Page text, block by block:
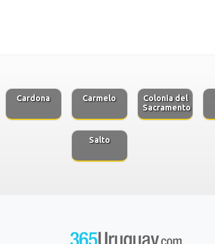
Cardona Carmelo
Colonia del
Sacramento
Salto